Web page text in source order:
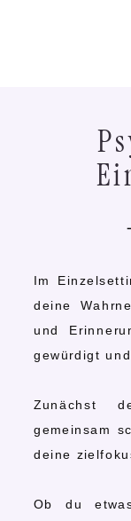
Im
deine
und
gewürdigt
Zunächst
gemeinsam
deine
Ob du